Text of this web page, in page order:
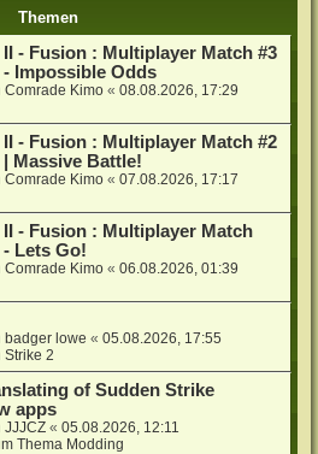
Themen
- Fusion : Multiplayer Match #3
Impossible Odds
Comrade Kimo «08.08.2026, 17:29
- Fusion : Multiplayer Match #2
Massive Battle!
Comrade Kimo «07.08.2026, 17:17
- Fusion : Multiplayer Match
Lets Go!
Comrade Kimo «06.08.2026, 01:39
badger lowe «05.08.2026, 17:55
Strike 2
of Sudden Strike
apps
JJJCZ «05.08.2026, 12:11
Thema Modding